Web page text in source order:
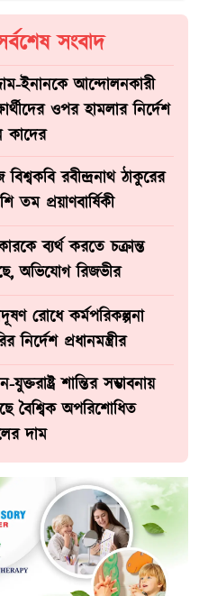
সংবাদ
ইনানকে আন্দোলনকারী
ওপর হামলার নির্দেশ
কাদের
রবীন্দ্রনাথ ঠাকুরের
তম প্রয়াণবার্ষিকী
ব্যর্থ করতে চক্রান্ত
অভিযোগ রিজভীর
রোধে কর্মপরিকল্পনা
নির্দেশ প্রধানমন্ত্রীর
যুক্তরাষ্ট্র শান্তির সম্ভাবনায়
বৈশ্বিক অপরিশোধিত
দাম